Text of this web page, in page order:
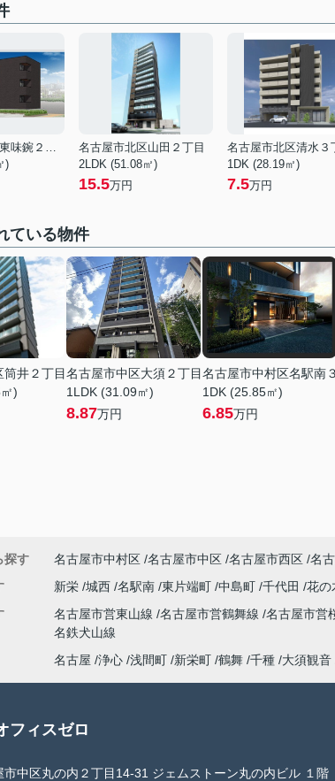
名古屋市北区東味鋺２丁目
)
名古屋市北区山田２丁目
2LDK (51.08㎡)
15.5万円
名古屋市北区清水３
1DK (28.19㎡)
7.5万円
ている物件
井２丁目
)
名古屋市中区大須２丁目
1LDK (31.09㎡)
8.87万円
名古屋市中村区名駅南
1DK (25.85㎡)
6.85万円
探す 名古屋市中村区 名古屋市中区 名古屋市西区 名
新栄 城西 名駅南 東片端町 中島町 千代田 花の
名古屋市営東山線 名古屋市営鶴舞線 名古屋市営
名鉄犬山線
名古屋 浄心 浅間町 新栄町 鶴舞 千種 大須観音
フィスゼロ
市中区丸の内２丁目14-31 ジェムストーン丸の内ビル １階